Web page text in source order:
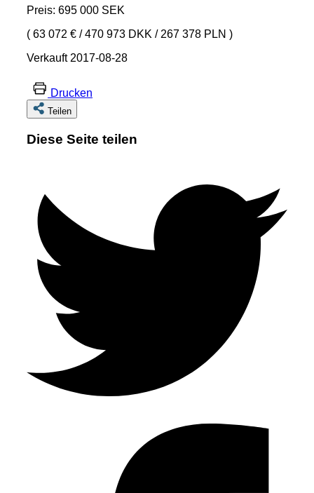
Preis: 695 000 SEK
( 63 072 € /470 973 DKK /267 378 PLN )
Verkauft 2017-08-28
Drucken
Teilen
Diese Seite teilen